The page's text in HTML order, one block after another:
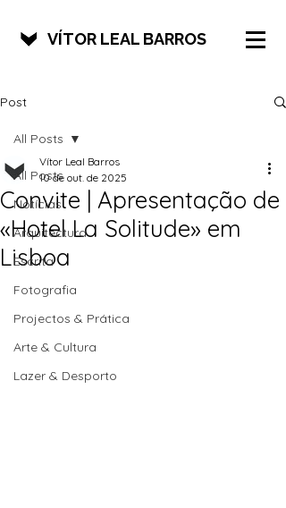
VÍTOR LEAL BARROS
Post
All Posts
Notícias
Arquitectura
Escrita
Fotografia
Projectos & Prática
Arte & Cultura
Lazer & Desporto
All Posts
Convite | Apresentação de
«Hotel La Solitude» em
Lisboa
Vítor Leal Barros
10 de out. de 2025